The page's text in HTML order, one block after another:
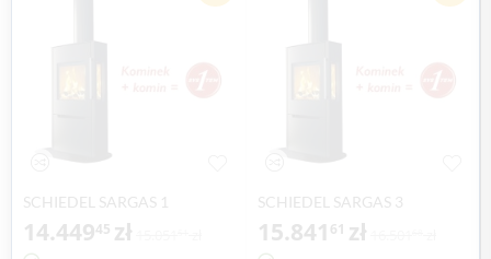
SCHIEDEL SARGAS 1
14.44945 zł
SCHIEDEL SARGAS 3
15.841 61 zł